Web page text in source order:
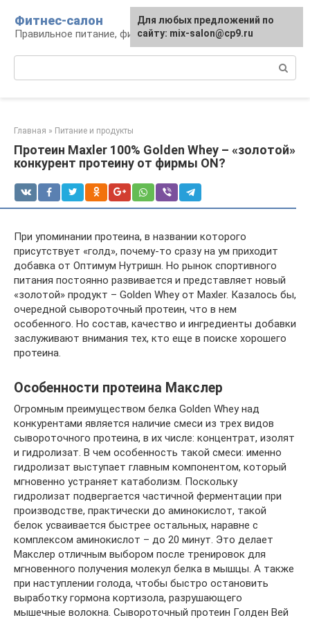
контенту
Фитнес-салон
Правильное питание, фитнес, образ жизни
Главная » Питание и продукты
Протеин Maxler 100% Golden Whey – «золотой»
конкурент протеину от фирмы ON?
При упоминании протеина, в названии которого
присутствует «голд», почему-то сразу на ум приходит
добавка от Оптимум Нутришн. Но рынок спортивного
питания постоянно развивается и представляет новый
«золотой» продукт – Golden Whey от Maxler. Казалось бы,
очередной сывороточный протеин, что в нем
особенного. Но состав, качество и ингредиенты добавки
заслуживают внимания тех, кто еще в поиске хорошего
протеина.
Особенности протеина Макслер
Огромным преимуществом белка Golden Whey над
конкурентами является наличие смеси из трех видов
сывороточного протеина, в их числе: концентрат, изолят
и гидролизат. В чем особенность такой смеси: именно
гидролизат выступает главным компонентом, который
мгновенно устраняет катаболизм. Поскольку
гидролизат подвергается частичной ферментации при
производстве, практически до аминокислот, такой
белок усваивается быстрее остальных, наравне с
комплексом аминокислот – до 20 минут. Это делает
Макслер отличным выбором после тренировок для
мгновенного получения молекул белка в мышцы. А также
при наступлении голода, чтобы быстро остановить
выработку гормона кортизола, разрушающего
мышечные волокна. Сывороточный протеин Голден Вей
Для любых предложений по
сайту: mix-salon@cp9.ru